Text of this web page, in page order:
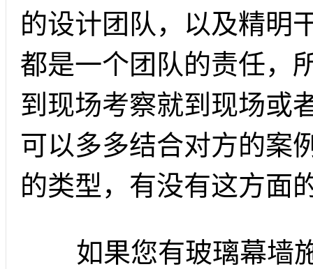
的设计团队，以及精明
都是一个团队的责任，
到现场考察就到现场或
可以多多结合对方的案
的类型，有没有这方面
如果您有玻璃幕墙施